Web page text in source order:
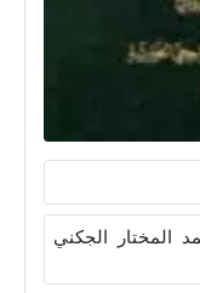
المختار الجكني